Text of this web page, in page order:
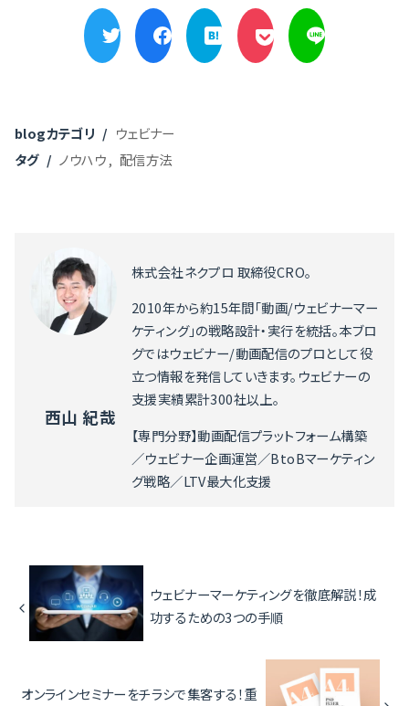
blogカテゴリ
ウェビナー
タグ
ノウハウ 配信方法
西山 紀哉
株式会社ネクプロ 取締役CRO。
2010年から約15年間「動画/ウェビナーマー
ケティング」の戦略設計・実行を統括。本ブロ
グではウェビナー/動画配信のプロとして役
立つ情報を発信していきます。ウェビナーの
支援実績累計300社以上。
【専門分野】動画配信プラットフォーム構築
／ウェビナー企画運営／BtoBマーケティン
グ戦略／LTV最大化支援
ウェビナーマーケティングを徹底解説！成
功するための3つの手順
オンラインセミナーをチラシで集客する！重